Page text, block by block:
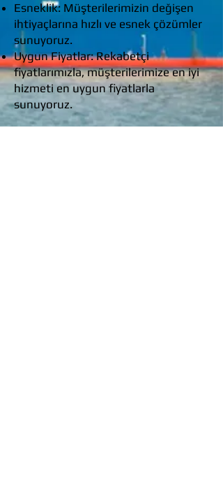
Esneklik: Müşterilerimizin değişen
ihtiyaçlarına hızlı ve esnek çözümler
sunuyoruz.
Uygun Fiyatlar: Rekabetçi
fiyatlarımızla, müşterilerimize en iyi
hizmeti en uygun fiyatlarla
sunuyoruz.